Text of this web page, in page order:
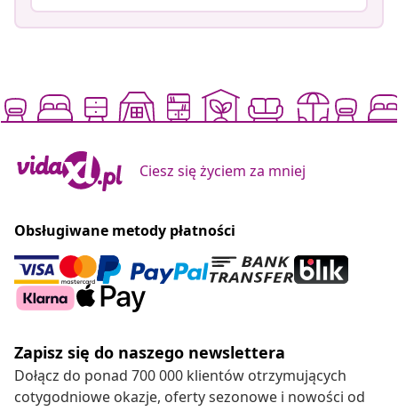
Ciesz się życiem za mniej
Obsługiwane metody płatności
Zapisz się do naszego newslettera
Dołącz do ponad 700 000 klientów otrzymujących
cotygodniowe okazje, oferty sezonowe i nowości od